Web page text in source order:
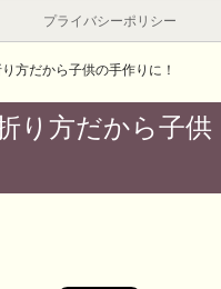
プライバシーポリシー
方だから子供の手作りに！
り方だから子供